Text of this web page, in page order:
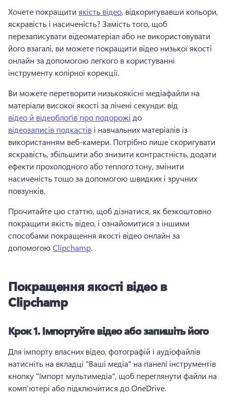
Хочете покращити якість відео, відкоригувавши кольори,
яскравість і насиченість? Замість того, щоб
перезаписувати відеоматеріал або не використовувати
його взагалі, ви можете покращити відео низької якості
онлайн за допомогою легкого в користуванні
інструменту колірної корекції.
Ви можете перетворити низькоякісні медіафайли на
матеріали високої якості за лічені секунди: від
відео й відеоблоґів про подорожі до
відеозаписів подкастів і навчальних матеріалів із
використанням веб-камери. Потрібно лише скоригувати
яскравість, збільшити або знизити контрастність, додати
ефекти прохолодного або теплого тону, змінити
насиченість тощо за допомогою швидких і зручних
повзунків.
Прочитайте цю статтю, щоб дізнатися, як безкоштовно
покращити якість відео, і ознайомитися з іншими
способами покращення якості відео онлайн за
допомогою Clipchamp.
Покращення якості відео в
Clipchamp
Крок 1.Імпортуйте відео або запишіть його
Для імпорту власних відео, фотографій і аудіофайлів
натисніть на вкладці "Ваші медіа" на панелі інструментів
кнопку "Імпорт мультимедіа", щоб переглянути файли на
комп’ютері або підключитися до OneDrive.